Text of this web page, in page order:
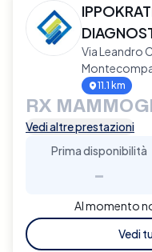
Via Leandro
11.1 km
RX
Vedi altre prestazioni
Prima disponibilità
-
Al momento
Vedi